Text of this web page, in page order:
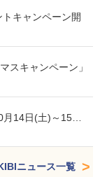
キャンペーン開
スキャンペーン」
月14日(土)～15…
ニュース一覧